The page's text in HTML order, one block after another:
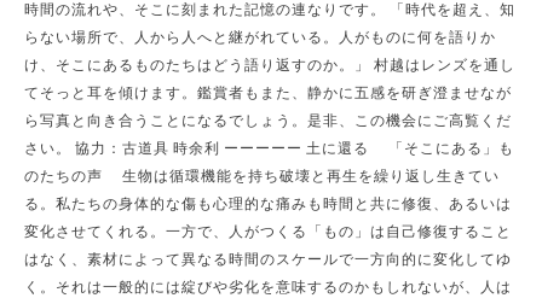
時間の流れや、そこに刻まれた記憶の連なりです。 「時代を超え、知
らない場所で、人から人へと継がれている。人がものに何を語りか
け、そこにあるものたちはどう語り返すのか。」 村越はレンズを通し
てそっと耳を傾けます。鑑賞者もまた、静かに五感を研ぎ澄ませなが
ら写真と向き合うことになるでしょう。是非、この機会にご高覧くだ
さい。 協力：古道具 時余利 ーーーーー 土に還る 「そこにある」も
のたちの声 生物は循環機能を持ち破壊と再生を繰り返し生きてい
る。私たちの身体的な傷も心理的な痛みも時間と共に修復、あるいは
変化させてくれる。一方で、人がつくる「もの」は自己修復すること
はなく、素材によって異なる時間のスケールで一方向的に変化してゆ
く。それは一般的には綻びや劣化を意味するのかもしれないが、人は